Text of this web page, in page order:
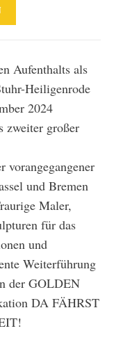
Aufenthalts als
Heiligenrode
2024
zweiter großer
vorangegangener
und Bremen
Maler,
für das
und
Weiterführung
der GOLDEN
DA FÄHRST